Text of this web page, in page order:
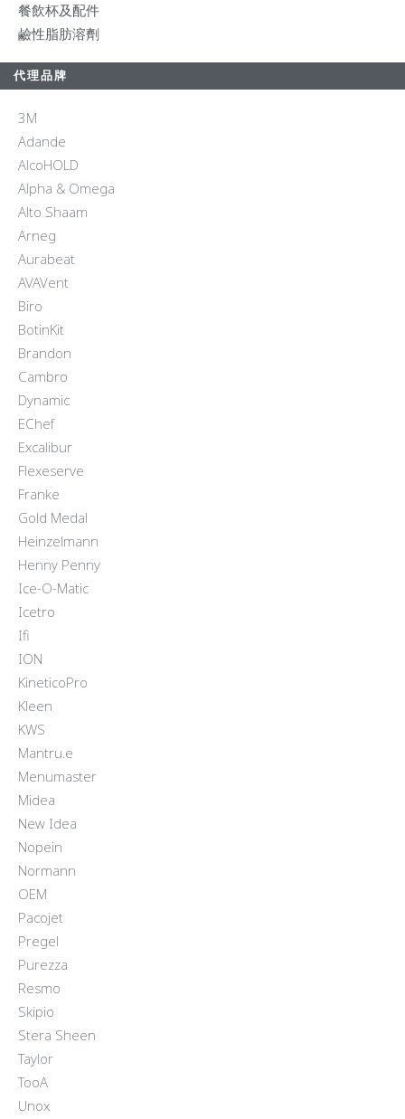
餐飲杯及配件
鹼性脂肪溶劑
代理品牌
3M
Adande
AlcoHOLD
Alpha & Omega
Alto Shaam
Arneg
Aurabeat
AVAVent
Biro
BotinKit
Brandon
Cambro
Dynamic
EChef
Excalibur
Flexeserve
Franke
Gold Medal
Heinzelmann
Henny Penny
Ice-O-Matic
Icetro
Ifi
ION
KineticoPro
Kleen
KWS
Mantru.e
Menumaster
Midea
New Idea
Nopein
Normann
OEM
Pacojet
Pregel
Purezza
Resmo
Skipio
Stera Sheen
Taylor
TooA
Unox